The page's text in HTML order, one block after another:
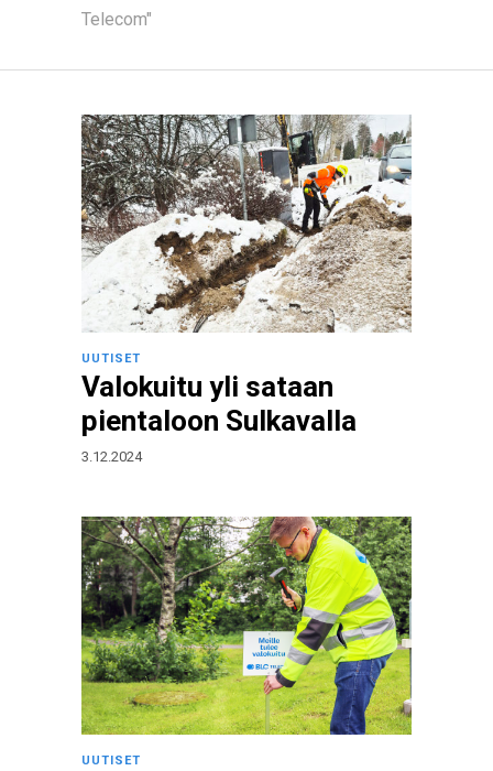
Telecom"
UUTISET
Valokuitu yli sataan
pientaloon Sulkavalla
3.12.2024
UUTISET